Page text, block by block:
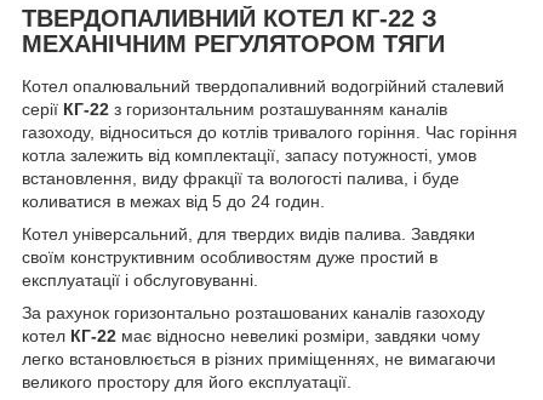
ТВЕРДОПАЛИВНИЙ КОТЕЛ КГ-22 З
МЕХАНІЧНИМ РЕГУЛЯТОРОМ ТЯГИ
Котел опалювальний твердопаливний водогрійний сталевий
серії КГ-22 з горизонтальним розташуванням каналів
газоходу, відноситься до котлів тривалого горіння. Час горіння
котла залежить від комплектації, запасу потужності, умов
встановлення, виду фракції та вологості палива, і буде
коливатися в межах від 5 до 24 годин.
Котел універсальний, для твердих видів палива. Завдяки
своїм конструктивним особливостям дуже простий в
експлуатації і обслуговуванні.
За рахунок горизонтально розташованих каналів газоходу
котел КГ-22 має відносно невеликі розміри, завдяки чому
легко встановлюється в різних приміщеннях, не вимагаючи
великого простору для його експлуатації.